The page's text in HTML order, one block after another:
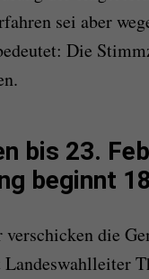
sei aber
Die
bis 23.
beginnt
verschicken die
Landeswahlleiter